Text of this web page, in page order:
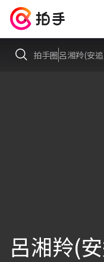
拍手圈呂湘羚(安
呂湘羚(